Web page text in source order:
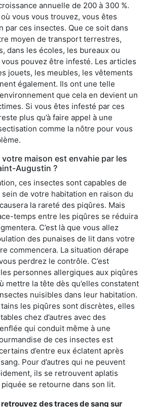
annuelle de 200 à 300 %.
vous vous trouvez, vous êtes
par ces insectes. Que ce soit dans
moyen de transport terrestres,
dans les écoles, les bureaux ou
pouvez être infesté. Les articles
jouets, les meubles, les vêtements
également. Ils ont une telle
que cela en devient un
Si vous êtes infesté par ces
plus qu’à faire appel à une
comme la nôtre pour vous
maison est envahie par les
Augustin ?
ces insectes sont capables de
de votre habitation en raison du
la rareté des piqûres. Mais
temps entre les piqûres se réduira
C’est là que vous allez
des punaises de lit dans votre
commencera. La situation dérape
perdrez le contrôle. C’est
personnes allergiques aux piqûres
mettre la tête dès qu’elles constatent
nuisibles dans leur habitation.
les piqûres sont discrètes, elles
chez d’autres avec des
qui conduit même à une
de ces insectes est
d’entre eux éclatent après
Pour d’autres qui ne peuvent
ils se retrouvent aplatis
se retourne dans son lit.
des traces de sang sur